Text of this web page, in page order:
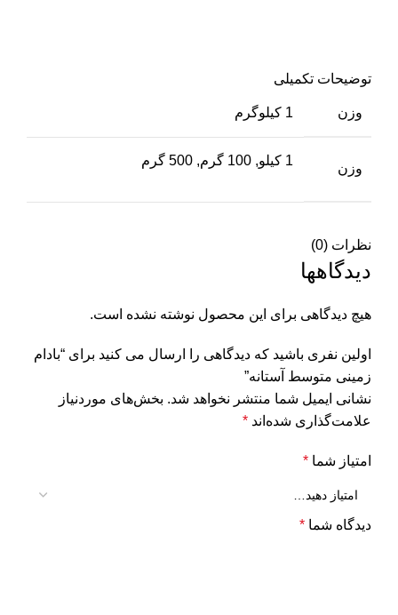
توضیحات تکمیلی
وزن 1 کیلوگرم
وزن
1 کیلو, 100 گرم, 500 گرم
نظرات (0)
دیدگاهها
هیچ دیدگاهی برای این محصول نوشته نشده است.
اولین نفری باشید که دیدگاهی را ارسال می کنید برای “بادام
زمینی متوسط آستانه”
نشانی ایمیل شما منتشر نخواهد شد. بخش‌های موردنیاز
علامت‌گذاری شده‌اند *
امتیاز شما *
دیدگاه شما *